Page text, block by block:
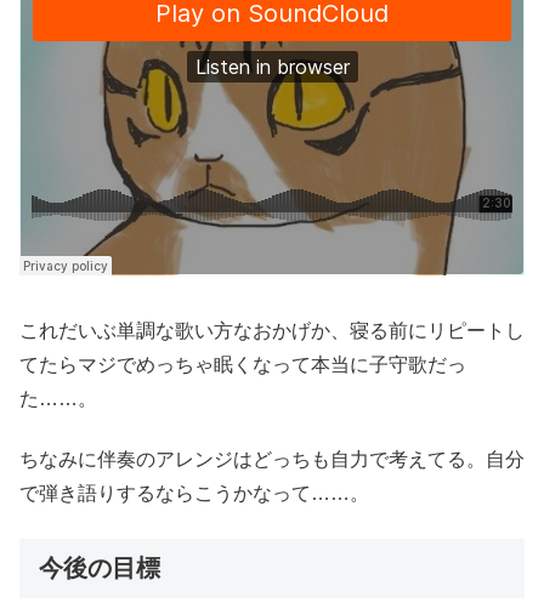
これだいぶ単調な歌い方なおかげか、寝る前にリピートし
てたらマジでめっちゃ眠くなって本当に子守歌だっ
た……。
ちなみに伴奏のアレンジはどっちも自力で考えてる。自分
で弾き語りするならこうかなって……。
今後の目標